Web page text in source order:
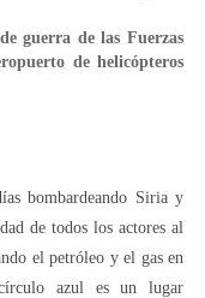
guerra de las Fuerzas
de helicópteros
bombardeando Siria y
de todos los actores al
el petróleo y el gas en
azul es un lugar